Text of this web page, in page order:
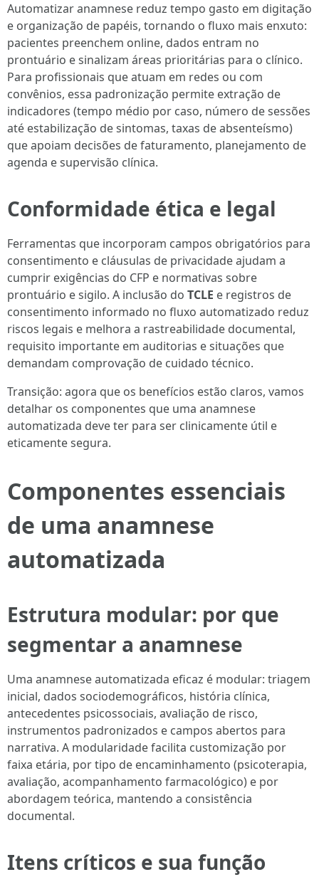
Automatizar anamnese reduz tempo gasto em digitação
e organização de papéis, tornando o fluxo mais enxuto:
pacientes preenchem online, dados entram no
prontuário e sinalizam áreas prioritárias para o clínico.
Para profissionais que atuam em redes ou com
convênios, essa padronização permite extração de
indicadores (tempo médio por caso, número de sessões
até estabilização de sintomas, taxas de absenteísmo)
que apoiam decisões de faturamento, planejamento de
agenda e supervisão clínica.
Conformidade ética e legal
Ferramentas que incorporam campos obrigatórios para
consentimento e cláusulas de privacidade ajudam a
cumprir exigências do CFP e normativas sobre
prontuário e sigilo. A inclusão do TCLE e registros de
consentimento informado no fluxo automatizado reduz
riscos legais e melhora a rastreabilidade documental,
requisito importante em auditorias e situações que
demandam comprovação de cuidado técnico.
Transição: agora que os benefícios estão claros, vamos
detalhar os componentes que uma anamnese
automatizada deve ter para ser clinicamente útil e
eticamente segura.
Componentes essenciais
de uma anamnese
automatizada
Estrutura modular: por que
segmentar a anamnese
Uma anamnese automatizada eficaz é modular: triagem
inicial, dados sociodemográficos, história clínica,
antecedentes psicossociais, avaliação de risco,
instrumentos padronizados e campos abertos para
narrativa. A modularidade facilita customização por
faixa etária, por tipo de encaminhamento (psicoterapia,
avaliação, acompanhamento farmacológico) e por
abordagem teórica, mantendo a consistência
documental.
Itens críticos e sua função